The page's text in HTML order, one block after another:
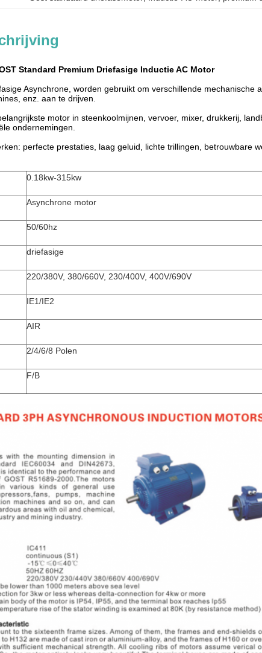
Standard Premium Driefasige Inductie AC Motor
Asynchrone, worden gebruikt om verschillende mechanische
enz. aan te drijven.
motor in steenkoolmijnen, vervoer, mixer, drukkerij,
ondernemingen.
perfecte prestaties, laag geluid, lichte trillingen, betrouwbare
0.18kw-315kw
Asynchrone motor
50/60hz
driefasige
220/380V, 380/660V, 230/400V, 400V/690V
IE1/IE2
AIR
2/4/6/8 Polen
F/B